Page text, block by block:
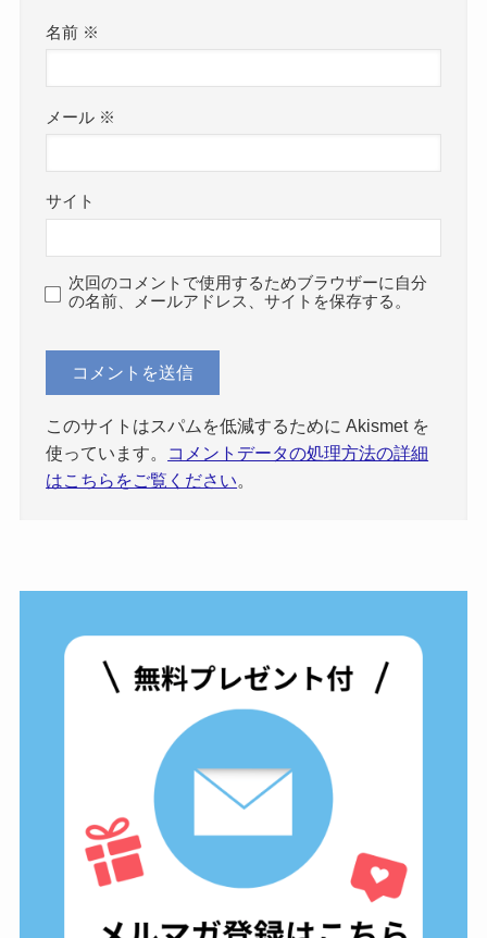
名前 ※
メール ※
サイト
次回のコメントで使用するためブラウザーに自分
の名前、メールアドレス、サイトを保存する。
このサイトはスパムを低減するために Akismet を
使っています。
コメントデータの処理方法の詳細
はこちらをご覧ください。